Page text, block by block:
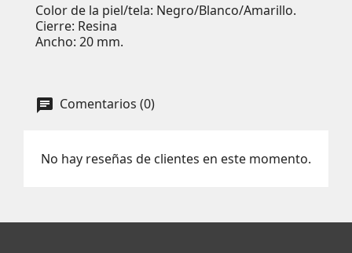
Color de la piel/tela: Negro/Blanco/Amarillo.
Cierre: Resina
Ancho: 20 mm.
Comentarios (0)
No hay reseñas de clientes en este momento.